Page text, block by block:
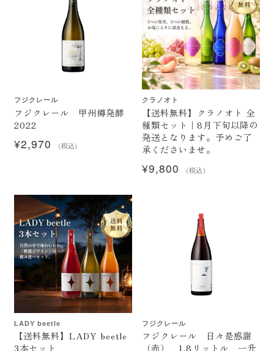
フジクレール
フジクレール 甲州樽発酵
2022
¥2,970 （税込）
クラノオト
【送料無料】クラノオト 全
種類セット｜8月下旬以降の
発送となります。予めご了
承くださいませ。
¥9,800 （税込）
LADY beetle
【送料無料】LADY beetle
3本セット
フジクレール
フジクレール 日々是感謝
（赤） 1.8リットル 一升